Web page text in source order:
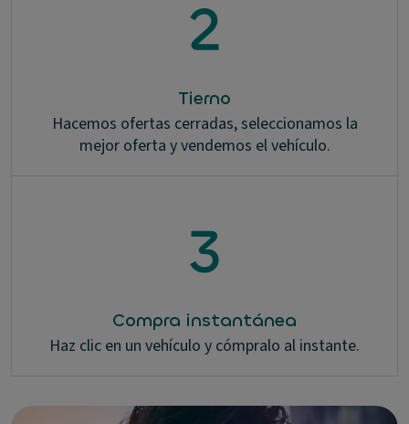
Tierno
Hacemos ofertas cerradas, seleccionamos la
mejor oferta y vendemos el vehículo.
Compra instantánea
Haz clic en un vehículo y cómpralo al instante.